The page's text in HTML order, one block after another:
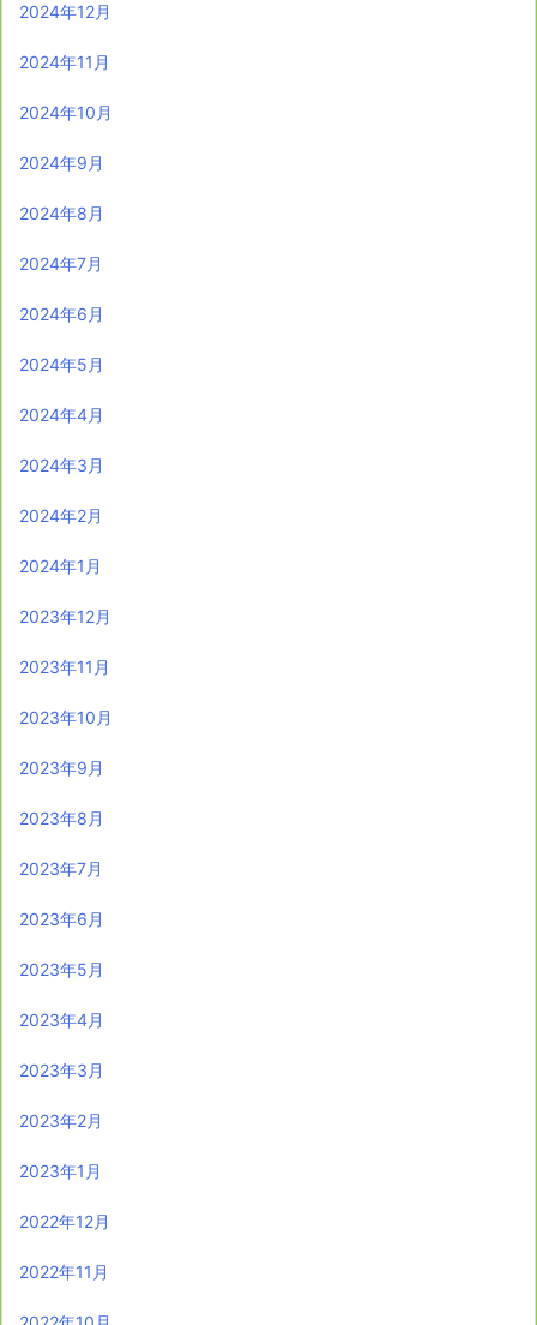
2024年12月
2024年11月
2024年10月
2024年9月
2024年8月
2024年7月
2024年6月
2024年5月
2024年4月
2024年3月
2024年2月
2024年1月
2023年12月
2023年11月
2023年10月
2023年9月
2023年8月
2023年7月
2023年6月
2023年5月
2023年4月
2023年3月
2023年2月
2023年1月
2022年12月
2022年11月